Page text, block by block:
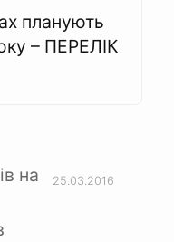
планують
– ПЕРЕЛІК
на
25.03.2016